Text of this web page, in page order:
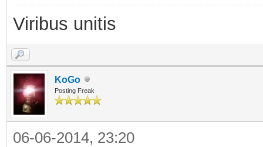
Viribus unitis
KoGo
Posting Freak
06-06-2014, 23:20